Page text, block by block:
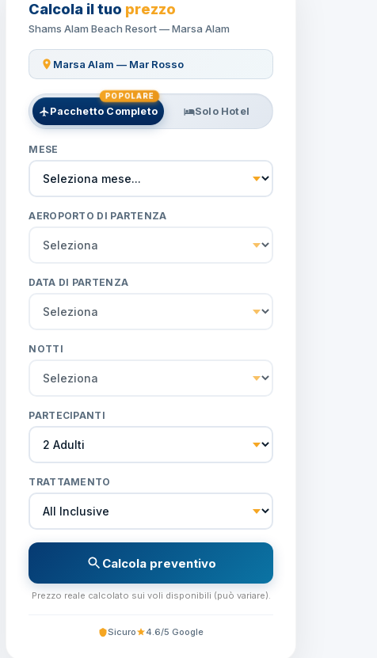
Calcola il tuo prezzo
Shams Alam Beach Resort — Marsa Alam
Marsa Alam — Mar Rosso
Pacchetto Completo
POPOLARE
Solo Hotel
MESE
AEROPORTO DI PARTENZA
DATA DI PARTENZA
NOTTI
PARTECIPANTI
TRATTAMENTO
Calcola preventivo
Prezzo reale calcolato sui voli disponibili (può variare).
Sicuro 4.6/5 Google